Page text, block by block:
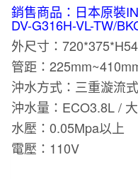
銷售商品：日本原裝
DV-G316H-VL-TW/
外尺寸：
管距：
沖水方式：三重漩流式
沖水量：ECO3.8L /
水壓：0.05Mpa以上
電壓：110V